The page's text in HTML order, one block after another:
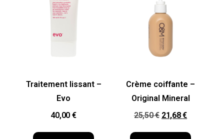
Traitement lissant –
Evo
40,00 €
Crème coiffante –
Original Mineral
25,50€ 21,68€